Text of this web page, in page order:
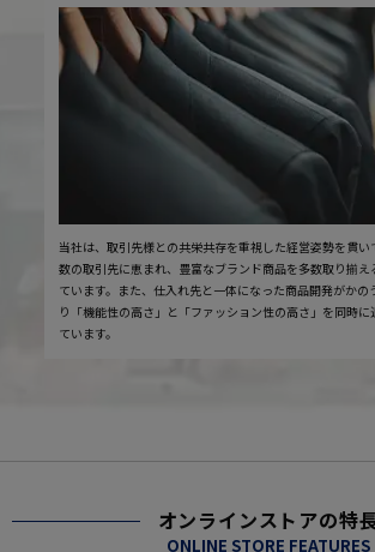
当社は、取引先様との共栄共存を重視した経営姿勢を貫
数の取引先に恵まれ、豊富なブランド商品を多数取り揃え
ています。また、仕入れ先と一体になった商品開発がかの
り「機能性の高さ」と「ファッション性の高さ」を同時
ています。
オンラインストアの特
ONLINE STORE FEATURES